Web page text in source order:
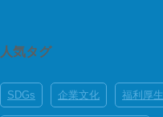
人気タグ
SDGs 企業文化 福利厚生